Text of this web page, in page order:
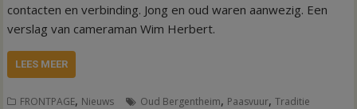
contacten en verbinding. Jong en oud waren aanwezig. Een
verslag van cameraman Wim Herbert.
LEES MEER
FRONTPAGE, Nieuws Oud Bergentheim, Paasvuur,Traditie